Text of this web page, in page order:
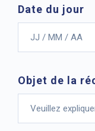
Date du jour
Objet de la